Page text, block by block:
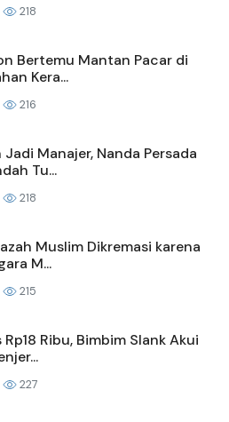
218
Bertemu Mantan Pacar di
Kera...
216
Manajer, Nanda Persada
Tu...
218
Muslim Dikremasi karena
M...
215
Ribu, Bimbim Slank Akui
227